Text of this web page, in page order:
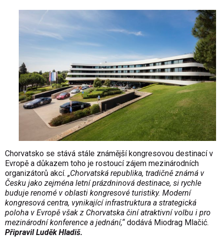
Chorvatsko se stává stále známější kongresovou destinací v
Evropě a důkazem toho je rostoucí zájem mezinárodních
organizátorů akcí. „Chorvatská republika, tradičně známá v
Česku jako zejména letní prázdninová destinace, si rychle
buduje renomé v oblasti kongresové turistiky. Moderní
kongresová centra, vynikající infrastruktura a strategická
poloha v Evropě však z Chorvatska činí atraktivní volbu i pro
mezinárodní konference a jednání,“ dodává Miodrag Mlačić.
Připravil Luděk Hladiš.